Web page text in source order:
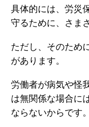
具体的には、労災
守るために、さま
ただし、そのため
があります。
労働者が病気や怪
は無関係な場合に
ならないからです。